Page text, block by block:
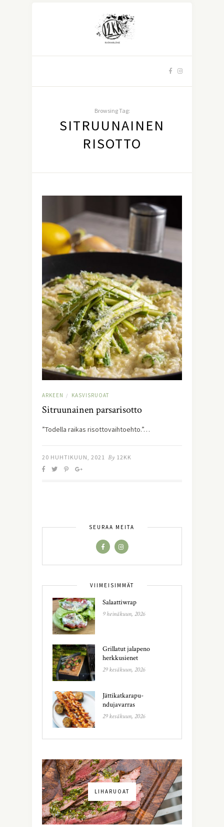
Browsing Tag:
SITRUUNAINEN
RISOTTO
ARKEEN / KASVISRUOAT
Sitruunainen parsarisotto
”Todella raikas risottovaihtoehto.”…
20 HUHTIKUUN, 2021 By 12KK
SEURAA MEITÄ
VIIMEISIMMÄT
Salaattiwrap
9 heinäkuun, 2026
Grillatut jalapeno
herkkusienet
29 kesäkuun, 2026
Jättikatkarapu-
ndujavarras
29 kesäkuun, 2026
LIHARUOAT